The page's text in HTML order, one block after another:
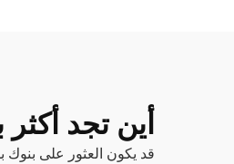
أين تجد
قد يكون العثور على بنوك